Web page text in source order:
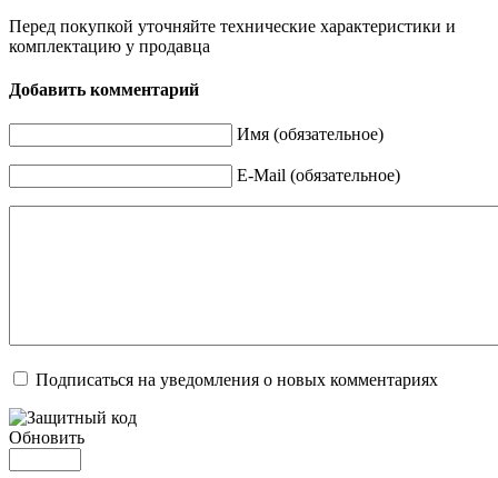
Перед покупкой уточняйте технические характеристики и
комплектацию у продавца
Добавить комментарий
Имя (обязательное)
E-Mail (обязательное)
Подписаться на уведомления о новых комментариях
Обновить